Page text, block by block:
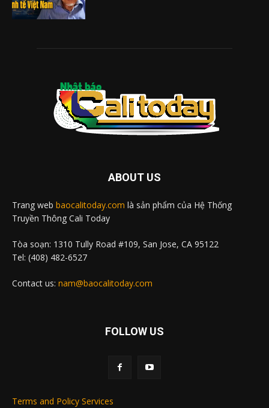
ABOUT US
Trang web baocalitoday.com là sản phẩm của Hệ Thống
Truyền Thông Cali Today
Tòa soạn: 1310 Tully Road #109, San Jose, CA 95122
Tel: (408) 482-6527
Contact us: nam@baocalitoday.com
FOLLOW US
Terms and Policy Services